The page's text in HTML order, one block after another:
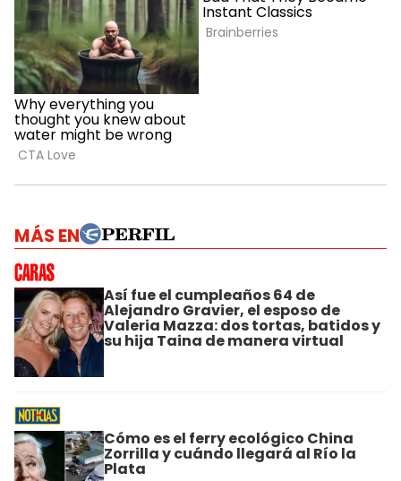
MÁS EN
Así fue el cumpleaños 64 de
Alejandro Gravier, el esposo de
Valeria Mazza: dos tortas, batidos y
su hija Taina de manera virtual
Cómo es el ferry ecológico China
Zorrilla y cuándo llegará al Río la
Plata